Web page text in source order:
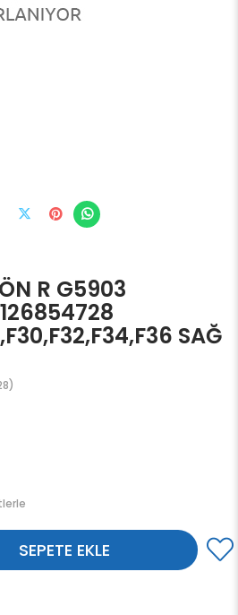
R G5903
SAĞ